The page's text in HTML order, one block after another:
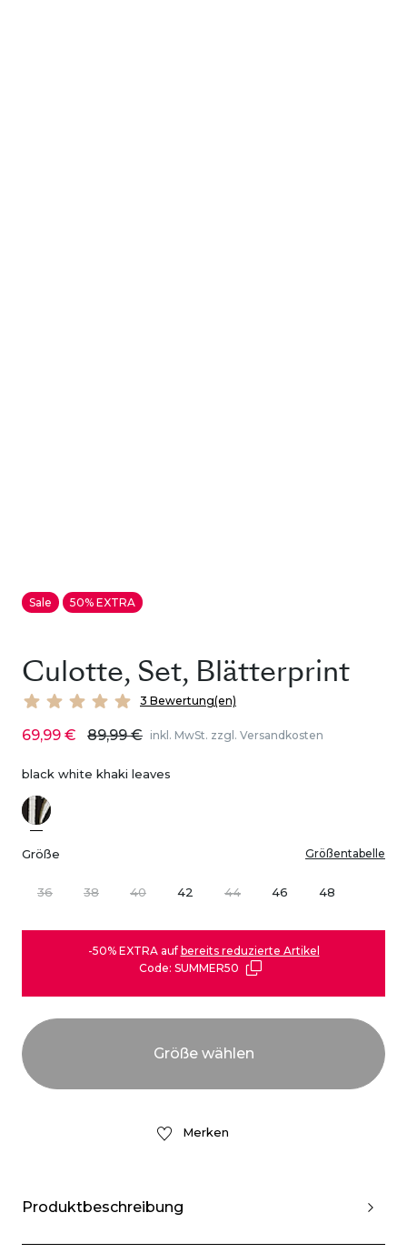
Sale 50% EXTRA
Culotte, Set, Blätterprint
3 Bewertung(en)
69,99 € 89,99 € inkl. MwSt. zzgl. Versandkosten
black white khaki leaves
Größe Größentabelle
36 38 40 42 44 46 48
-50% EXTRA auf bereits reduzierte Artikel
Code: SUMMER50
Merken
Produktbeschreibung